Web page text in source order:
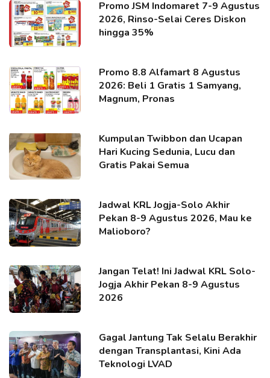
Promo JSM Indomaret 7-9 Agustus
2026, Rinso-Selai Ceres Diskon
hingga 35%
Promo 8.8 Alfamart 8 Agustus
2026: Beli 1 Gratis 1 Samyang,
Magnum, Pronas
Kumpulan Twibbon dan Ucapan
Hari Kucing Sedunia, Lucu dan
Gratis Pakai Semua
Jadwal KRL Jogja-Solo Akhir
Pekan 8-9 Agustus 2026, Mau ke
Malioboro?
Jangan Telat! Ini Jadwal KRL Solo-
Jogja Akhir Pekan 8-9 Agustus
2026
Gagal Jantung Tak Selalu Berakhir
dengan Transplantasi, Kini Ada
Teknologi LVAD